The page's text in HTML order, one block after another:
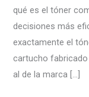
qué es el tóner
decisiones más
exactamente el
cartucho
al de la marca […]